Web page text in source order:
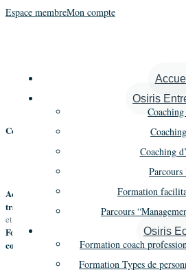
Espace membreMon compte
Osiris
Coaching
Parcours
Formation
Parcours
Osiris
Formation coach
Formation Types de
professionnel
Contribuer à l’émergence du nouveau
Accompagner les dirigeants, les équipes et
transformation stratégique
vers une quête de
et de bien-être individuel et collectif.​
Former et accompagner les professionnels du
coachs